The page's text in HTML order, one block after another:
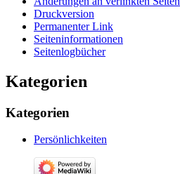
Druckversion
Permanenter Link
Seiten­­informationen
Seitenlogbücher
Kategorien
Kategorien
Persönlichkeiten